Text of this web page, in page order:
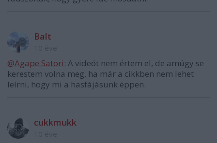
Balt
@Agape Satori: A videót nem értem el, de amúgy se
kerestem volna meg, ha már a cikkben nem lehet
leírni, hogy mi a hasfájásunk éppen.
cukkmukk